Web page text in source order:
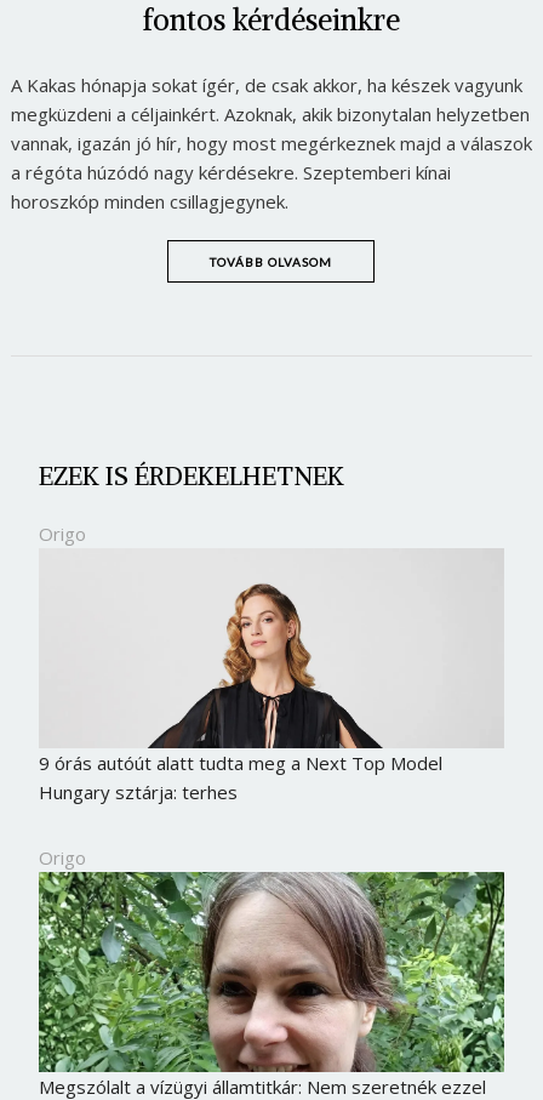
fontos kérdéseinkre
A Kakas hónapja sokat ígér, de csak akkor, ha készek vagyunk
megküzdeni a céljainkért. Azoknak, akik bizonytalan helyzetben
vannak, igazán jó hír, hogy most megérkeznek majd a válaszok
a régóta húzódó nagy kérdésekre. Szeptemberi kínai
horoszkóp minden csillagjegynek.
TOVÁBB OLVASOM
EZEK IS ÉRDEKELHETNEK
Origo
9 órás autóút alatt tudta meg a Next Top Model
Hungary sztárja: terhes
Origo
Megszólalt a vízügyi államtitkár: Nem szeretnék ezzel